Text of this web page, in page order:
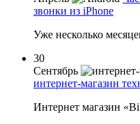
звонки из iPhone
Уже несколько
30
Сентябрь
интернет-магазин
Интернет магазин